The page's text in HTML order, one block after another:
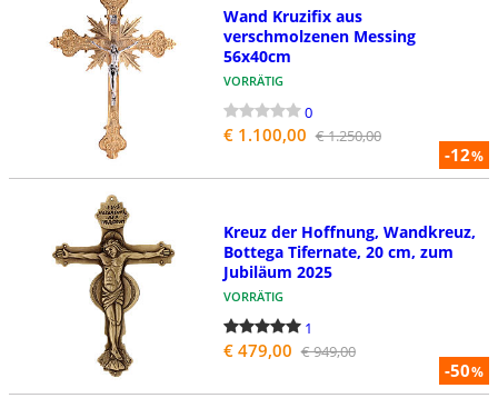
-12%
Wand Kruzifix aus
verschmolzenen Messing
56x40cm
VORRÄTIG
0
€ 1.100,00 € 1.250,00
-50%
Kreuz der Hoffnung, Wandkreuz,
Bottega Tifernate, 20 cm, zum
Jubiläum 2025
VORRÄTIG
1
€ 479,00 € 949,00